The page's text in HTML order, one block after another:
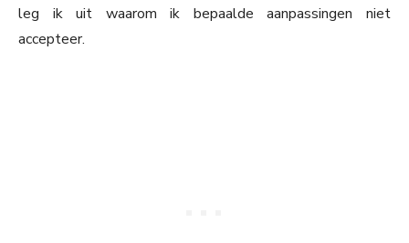
leg ik uit waarom ik bepaalde aanpassingen niet
accepteer.